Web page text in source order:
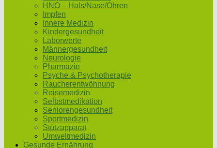
HNO – Hals/Nase/Ohren
Impfen
Innere Medizin
Kindergesundheit
Laborwerte
Männergesundheit
Neurologie
Pharmazie
Psyche & Psychotherapie
Raucherentwöhnung
Reisemedizin
Selbstmedikation
Seniorengesundheit
Sportmedizin
Stützapparat
Umweltmedizin
Gesunde Ernährung